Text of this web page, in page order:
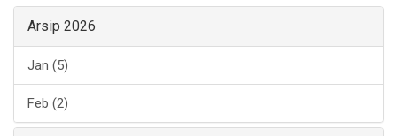
Arsip 2026
Jan (5)
Feb (2)